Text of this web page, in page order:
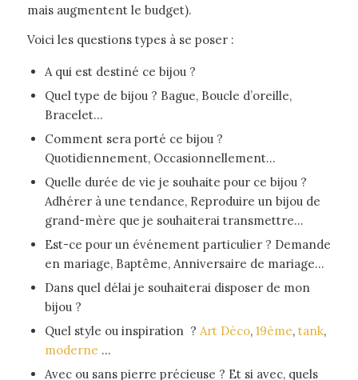
mais augmentent le budget).
Voici les questions types à se poser :
A qui est destiné ce bijou ?
Quel type de bijou ? Bague, Boucle d’oreille,
Bracelet…
Comment sera porté ce bijou ?
Quotidiennement, Occasionnellement…
Quelle durée de vie je souhaite pour ce bijou ?
Adhérer à une tendance, Reproduire un bijou de
grand-mère que je souhaiterai transmettre…
Est-ce pour un événement particulier ? Demande
en mariage, Baptême, Anniversaire de mariage…
Dans quel délai je souhaiterai disposer de mon
bijou ?
Quel style ou inspiration ? Art Déco, 19ème, tank,
moderne …
Avec ou sans pierre précieuse ? Et si avec, quels